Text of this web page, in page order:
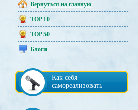
Вернуться на главную
TOP 10
TOP 50
Блоги
Как себя
самореализовать